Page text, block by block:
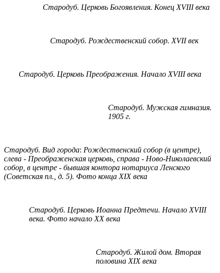
Стародуб. Церковь Богоявления. Конец XVIII века
Стародуб. Рождественский собор. XVIIвек
Стародуб. Церковь Преображения. Начало XVIIIвека
Стародуб. Мужская гимназия.
1905 г.
Стародуб. Вид города: Рождественский собор (в центре),
слева - Преображенская церковь справа - Ново-Николаевский
собор в центре - бывшая контора нотариуса Ленского
(Советская пл., д. 5). Фото конца XIXвека
Стародуб. Церковь Иоанна Предтечи. Начало XVIII
века. Фото начало XXвека
Стародуб. Жилой дом. Вторая
половина XIX века